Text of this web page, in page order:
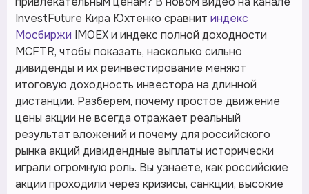
InvestFuture Кира Юхтенко сравнит индекс
Мосбиржи IMOEX и индекс полной доходности
MCFTR, чтобы показать, насколько сильно
дивиденды и их реинвестирование меняют
итоговую доходность инвестора на длинной
дистанции. Разберем, почему простое движение
цены акции не всегда отражает реальный
результат вложений и почему для российского
рынка акций дивидендные выплаты исторически
играли огромную роль. Вы узнаете, как российские
акции проходили через кризисы, санкции, высокие